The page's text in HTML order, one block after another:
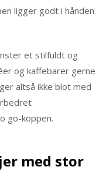
ligger godt i hånden
et stilfuldt og
og kaffebarer gerne
altså ikke blot med
go-koppen.
med stor